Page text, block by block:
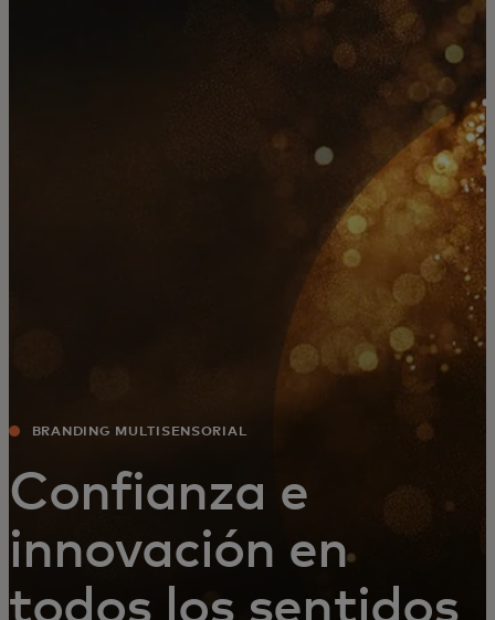
BRANDING MULTISENSORIAL
Confianza e
innovación en
todos los sentidos